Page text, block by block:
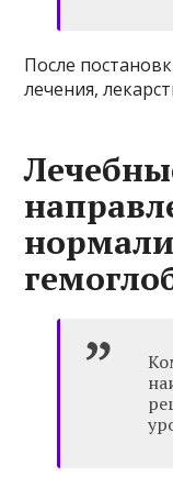
После
лечения,